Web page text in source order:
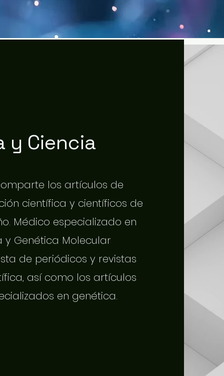
y Ciencia
los artículos de
científica y científicos de
Médico especializado en
y Genética Molecular
de periódicos y revistas
así como los artículos
en genética.